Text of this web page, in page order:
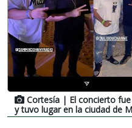
Cortesía | El concierto
y tuvo lugar en la ciudad de